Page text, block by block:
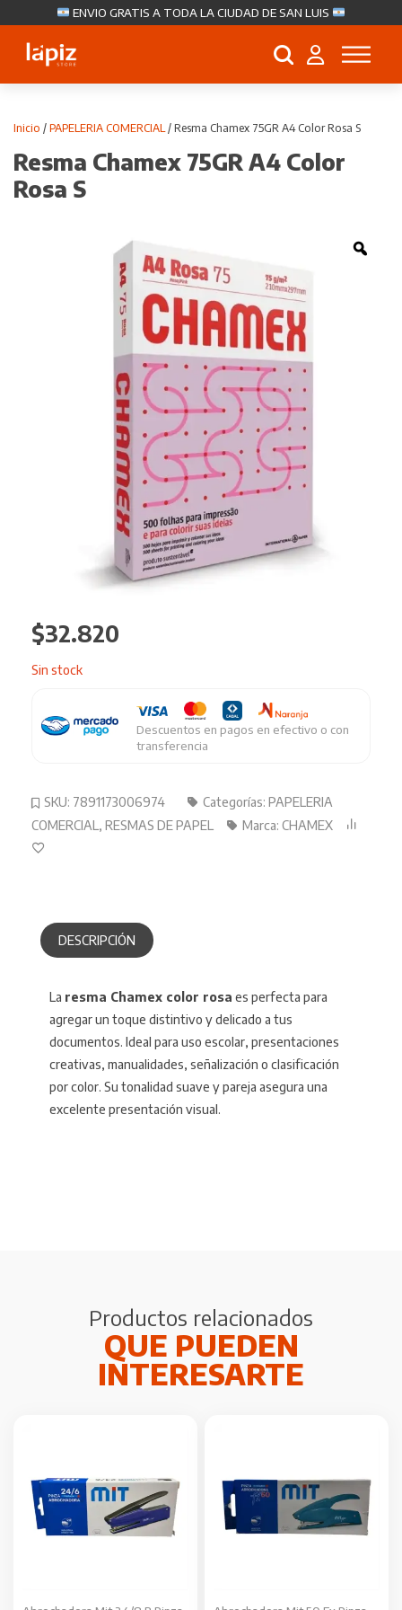
ENVIO GRATIS A TODA LA CIUDAD DE SAN LUIS
Búsqueda
Inicio / PAPELERIA COMERCIAL/ Resma Chamex 75GR A4 Color Rosa S
Resma Chamex 75GR A4 Color
Rosa S
$32.820
Sin stock
SKU: 7891173006974 Categorías: PAPELERIA
COMERCIAL , RESMAS DE PAPEL Marca: CHAMEX
Descuentos en pagos en efectivo o con
transferencia
DESCRIPCIÓN
La resma Chamex color rosa es perfecta para
agregar un toque distintivo y delicado a tus
documentos. Ideal para uso escolar, presentaciones
creativas, manualidades, señalización o clasificación
por color. Su tonalidad suave y pareja asegura una
excelente presentación visual.
Productos relacionados